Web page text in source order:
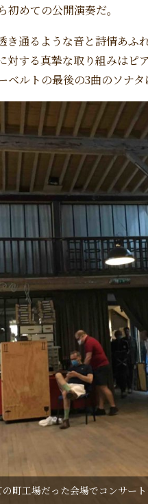
めての公開演奏だ。
き通るような音と詩情あふ
対する真摯な取り組みはピ
ルトの最後の3曲のソナタ
町工場だった会場でコンサート